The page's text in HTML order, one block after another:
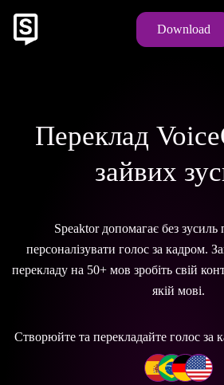
Download
Переклад
зайвих
Speaktor допомагає без зусиль
персоналізувати голос за кадром.
перекладу на 50+ мов зробіть свій
якій мові.
Створюйте та перекладайте голос за